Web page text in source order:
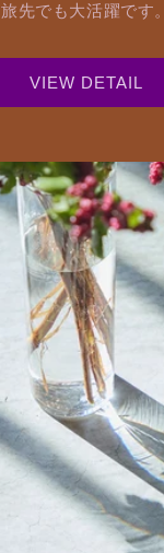
旅先でも大活躍です。
VIEW DETAIL